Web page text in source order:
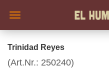
Trinidad Reyes
(Art.Nr.: 250240)